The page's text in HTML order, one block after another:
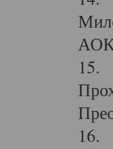
15.
16.